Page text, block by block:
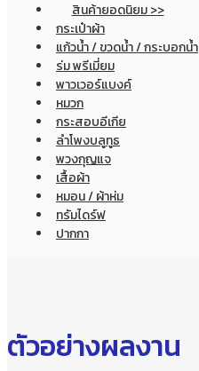
สินค้ายอดนิยม >>
กระเป๋าผ้า
แก้วน้ำ / ขวดน้ำ / กระบอกน้ำ
ร่ม พรีเมี่ยม
พาวเวอร์แบงค์
หมวก
กระสอบอีเกีย
ลำโพงบลูทูธ
พวงกุญแจ
เสื้อผ้า
หมอน / ผ้าห่ม
ทรัมไดร์ฟ
ปากกา
ตัวอย่างผลงาน